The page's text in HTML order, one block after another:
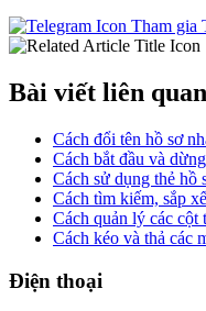
Tham gia
Bài viết liên quan
Cách đổi tên hồ sơ
Cách bắt đầu và
Cách sử dụng thẻ hồ
Cách tìm kiếm, sắp
Cách quản lý các
Cách kéo và thả các
Điện thoại